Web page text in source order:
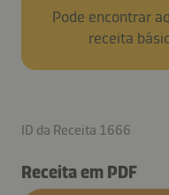
Pode encontrar
receita
ID da Receita 1666
Receita em PDF